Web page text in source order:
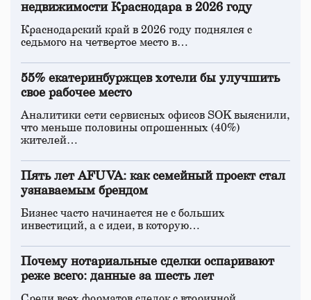
недвижимости Краснодара в 2026 году
Краснодарский край в 2026 году поднялся с
седьмого на четвертое место в…
55% екатеринбуржцев хотели бы улучшить
свое рабочее место
Аналитики сети сервисных офисов SOK выяснили,
что меньше половины опрошенных (40%)
жителей…
Пять лет AFUVA: как семейный проект стал
узнаваемым брендом
Бизнес часто начинается не с больших
инвестиций, а с идеи, в которую…
Почему нотариальные сделки оспаривают
реже всего: данные за шесть лет